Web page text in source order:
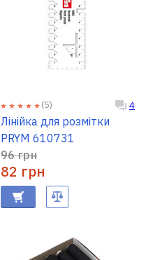
(5) 4
Лінійка для розмітки
PRYM 610731
96 грн
82 грн